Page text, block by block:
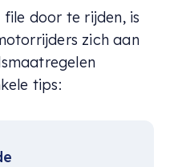
door te rijden, is
zich aan
tips: